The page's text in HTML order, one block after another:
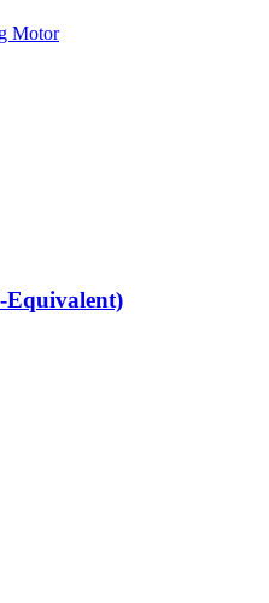
Motor
Equivalent)